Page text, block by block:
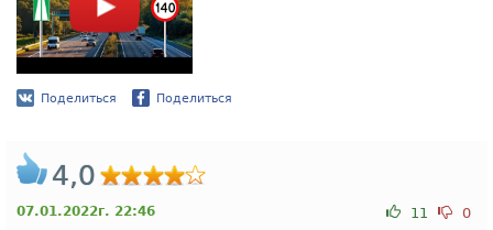
Поделиться Поделиться
4,0
07.01.2022г. 22:46 11 0